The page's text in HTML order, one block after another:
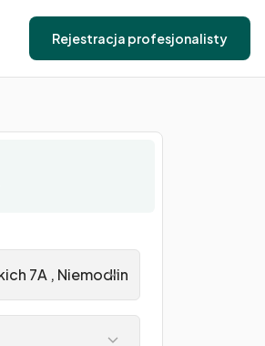
Rejestracja profesjonalisty
7A , Niemodlin